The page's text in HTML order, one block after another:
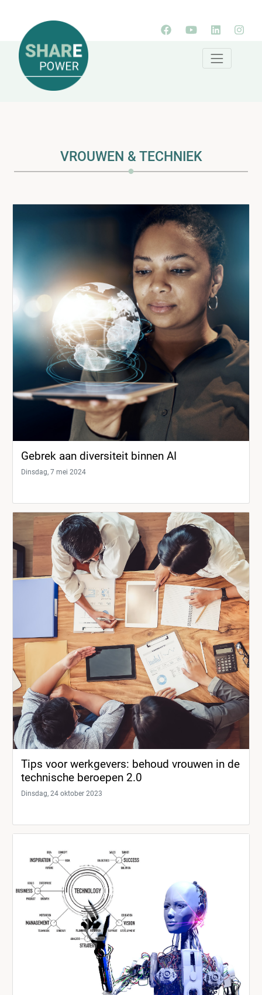
VROUWEN & TECHNIEK
Gebrek aan diversiteit binnen AI
Dinsdag, 7 mei 2024
Tips voor werkgevers: behoud vrouwen in de
technische beroepen 2.0
Dinsdag, 24 oktober 2023